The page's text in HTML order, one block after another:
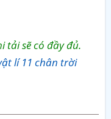
tải sẽ có đầy đủ.
lí 11 chân trời